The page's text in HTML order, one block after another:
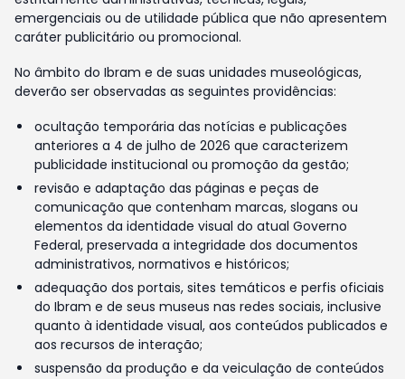
emergenciais ou de utilidade pública que não apresentem
caráter publicitário ou promocional.
No âmbito do Ibram e de suas unidades museológicas,
deverão ser observadas as seguintes providências:
ocultação temporária das notícias e publicações
anteriores a 4 de julho de 2026 que caracterizem
publicidade institucional ou promoção da gestão;
revisão e adaptação das páginas e peças de
comunicação que contenham marcas, slogans ou
elementos da identidade visual do atual Governo
Federal, preservada a integridade dos documentos
administrativos, normativos e históricos;
adequação dos portais, sites temáticos e perfis oficiais
do Ibram e de seus museus nas redes sociais, inclusive
quanto à identidade visual, aos conteúdos publicados e
aos recursos de interação;
suspensão da produção e da veiculação de conteúdos